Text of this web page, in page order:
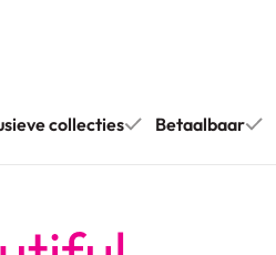
collecties Betaalbaar